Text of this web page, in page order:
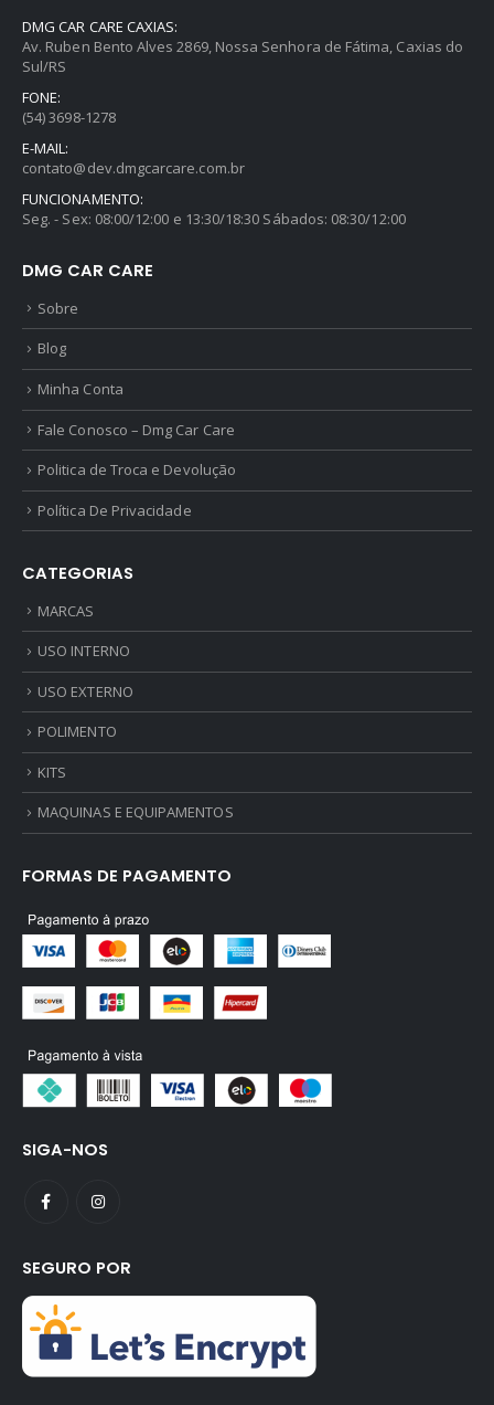
DMG CAR CARE CAXIAS:
Av. Ruben Bento Alves 2869, Nossa Senhora de Fátima, Caxias do
Sul/RS
FONE:
(54) 3698-1278
E-MAIL:
contato@dev.dmgcarcare.com.br
FUNCIONAMENTO:
Seg. - Sex: 08:00/12:00 e 13:30/18:30 Sábados: 08:30/12:00
DMG CAR CARE
Sobre
Blog
Minha Conta
Fale Conosco – Dmg Car Care
Politica de Troca e Devolução
Política De Privacidade
CATEGORIAS
MARCAS
USO INTERNO
USO EXTERNO
POLIMENTO
KITS
MAQUINAS E EQUIPAMENTOS
FORMAS DE PAGAMENTO
SIGA-NOS
SEGURO POR